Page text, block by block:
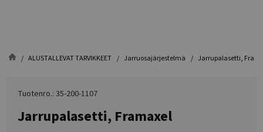
ALUSTALLEVAT TARVIKKEET Jarruosajärjestelmä Jarrupalasetti,
Tuotenro.: 35-200-1107
Jarrupalasetti, Framaxel